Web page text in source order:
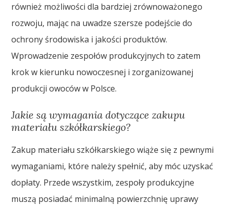
również możliwości dla bardziej zrównoważonego
rozwoju, mając na uwadze szersze podejście do
ochrony środowiska i jakości produktów.
Wprowadzenie zespołów produkcyjnych to zatem
krok w kierunku nowoczesnej i zorganizowanej
produkcji owoców w Polsce.
Jakie są wymagania dotyczące zakupu
materiału szkółkarskiego?
Zakup materiału szkółkarskiego wiąże się z pewnymi
wymaganiami, które należy spełnić, aby móc uzyskać
dopłaty. Przede wszystkim, zespoły produkcyjne
muszą posiadać minimalną powierzchnię uprawy